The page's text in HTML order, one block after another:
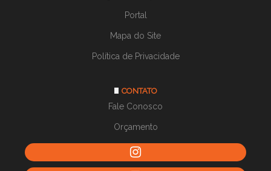
Portal
Mapa do Site
Política de Privacidade
CONTATO
Fale Conosco
Orçamento